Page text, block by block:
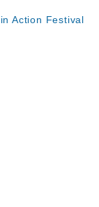
Action Festival